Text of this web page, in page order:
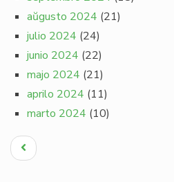
aŭgusto 2024 (21)
julio 2024 (24)
junio 2024 (22)
majo 2024 (21)
aprilo 2024 (11)
marto 2024 (10)
Pagination
Antaŭa
paĝo